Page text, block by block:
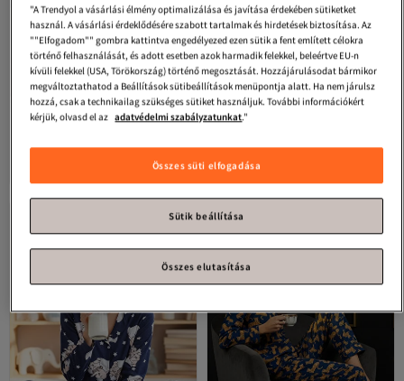
Strawberry
GOMBOS RÖVID nadrág
4.0 (392)
Strawberry
3.8 (347)
Ingyenes szállítás
Legalacsonyabb (30 nap)
9 530
"A Trendyol a vásárlási élmény optimalizálása és javítása érdekében sütiketket
használ. A vásárlási érdeklődésére szabott tartalmak és hirdetések biztosítása. Az
""Elfogadom"" gombra kattintva engedélyezed ezen sütik a fent említett célokra
történő felhasználását, és adott esetben azok harmadik felekkel, beleértve EU-n
kívüli felekkel (USA, Törökország) történő megosztását. Hozzájárulásodat bármikor
megváltoztathatod a Beállítások sütibeállítások menüpontja alatt. Ha nem járulsz
hozzá, csak a technikailag szükséges sütiket használjuk. További információkért
kérjük, olvasd el az adatvédelmi szabályzatunkat."
Összes süti elfogadása
Sütik beállítása
Összes elutasítása